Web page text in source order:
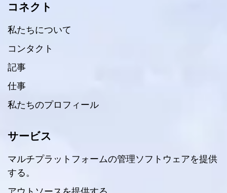
コネクト
私たちについて
コンタクト
記事
仕事
私たちのプロフィール
サービス
マルチプラットフォームの管理ソフトウェアを提供
する。